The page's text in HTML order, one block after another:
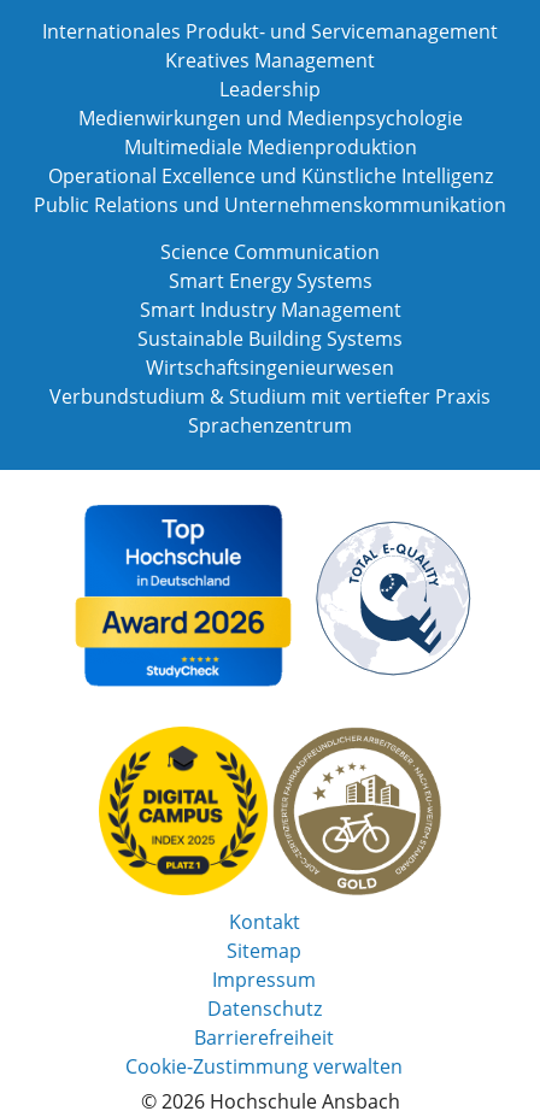
Internationales Produkt- und Servicemanagement
Kreatives Management
Leadership
Medienwirkungen und Medienpsychologie
Multimediale Medienproduktion
Operational Excellence und Künstliche Intelligenz
Public Relations und Unternehmenskommunikation
Science Communication
Smart Energy Systems
Smart Industry Management
Sustainable Building Systems
Wirtschaftsingenieurwesen
Verbundstudium & Studium mit vertiefter Praxis
Sprachenzentrum
Kontakt
Sitemap
Impressum
Datenschutz
Barrierefreiheit
Cookie-Zustimmung verwalten
© 2026 Hochschule Ansbach